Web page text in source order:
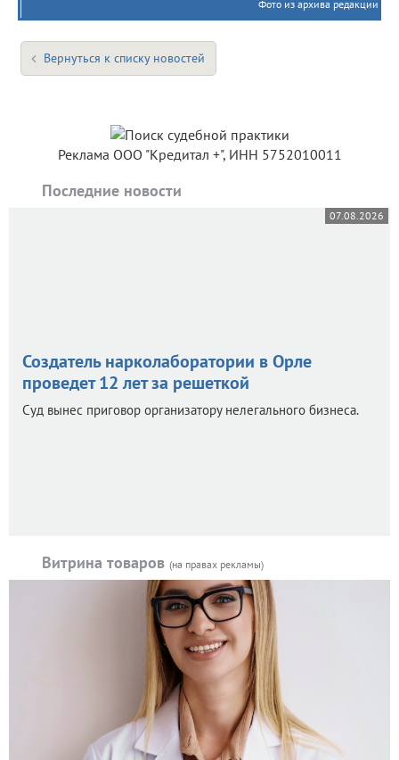
Фото из архива редакции
Вернуться к списку новостей
Реклама ООО "Кредитал +", ИНН 5752010011
Последние новости
07.08.2026
Создатель нарколаборатории в Орле
проведет 12 лет за решеткой
Суд вынес приговор организатору нелегального бизнеса.
Витрина товаров (на правах рекламы)